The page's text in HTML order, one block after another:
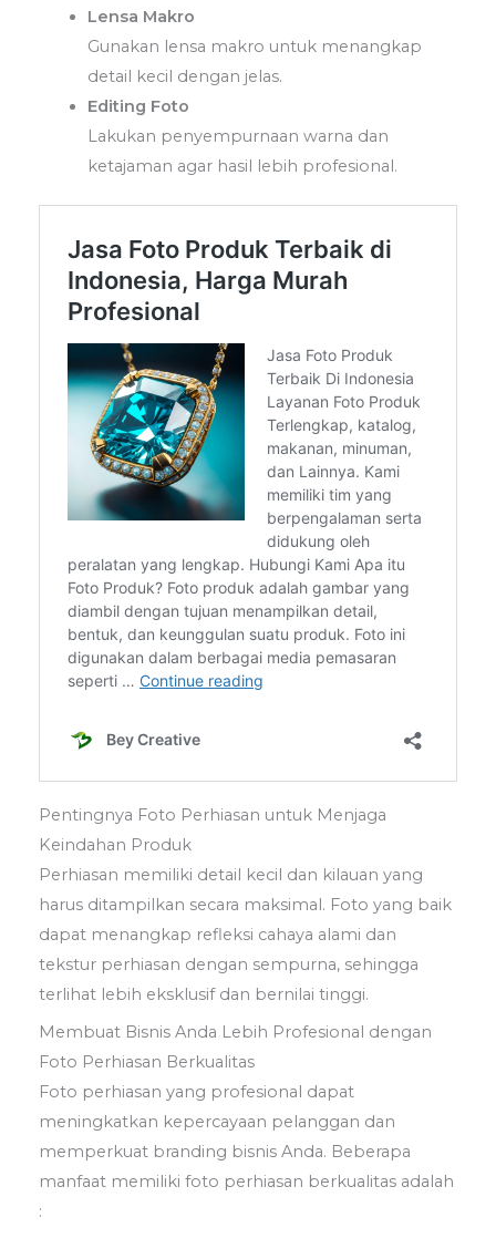
Lensa Makro
Gunakan lensa makro untuk menangkap
detail kecil dengan jelas.
Editing Foto
Lakukan penyempurnaan warna dan
ketajaman agar hasil lebih profesional.
Pentingnya Foto Perhiasan untuk Menjaga
Keindahan Produk
Perhiasan memiliki detail kecil dan kilauan yang
harus ditampilkan secara maksimal. Foto yang baik
dapat menangkap refleksi cahaya alami dan
tekstur perhiasan dengan sempurna, sehingga
terlihat lebih eksklusif dan bernilai tinggi.
Membuat Bisnis Anda Lebih Profesional dengan
Foto Perhiasan Berkualitas
Foto perhiasan yang profesional dapat
meningkatkan kepercayaan pelanggan dan
memperkuat branding bisnis Anda. Beberapa
manfaat memiliki foto perhiasan berkualitas adalah
: